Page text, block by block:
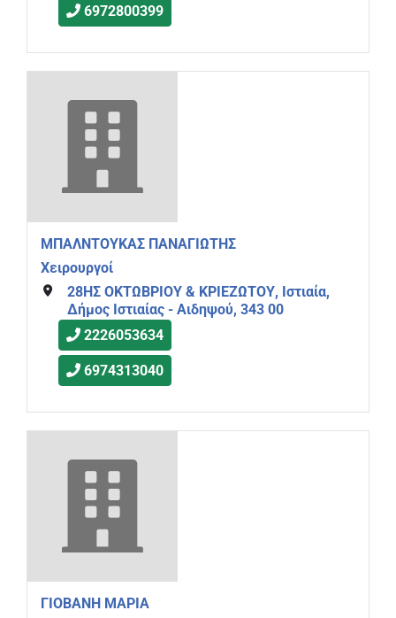
6972800399
ΜΠΑΛΝΤΟΥΚΑΣ ΠΑΝΑΓΙΩΤΗΣ
Χειρουργοί
28ΗΣ ΟΚΤΩΒΡΙΟΥ & ΚΡΙΕΖΩΤΟΥ, Ιστιαία,
Δήμος Ιστιαίας - Αιδηψού, 343 00
2226053634
6974313040
ΓΙΟΒΑΝΗ ΜΑΡΙΑ